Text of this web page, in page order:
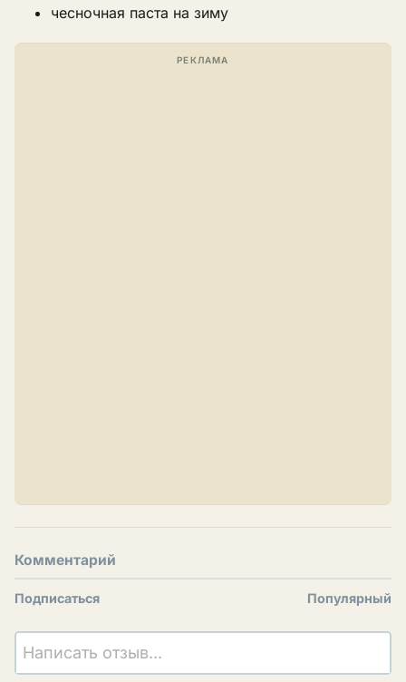
чесночная паста на зиму
Комментарий
Подписаться Популярный
Написать отзыв...